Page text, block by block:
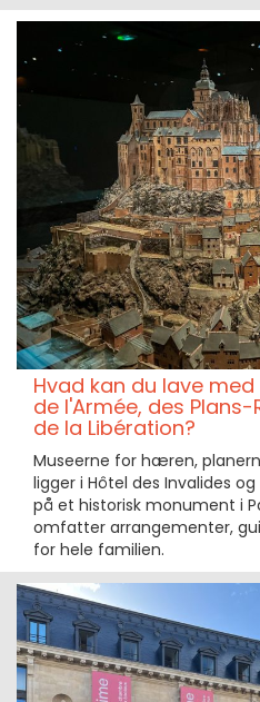
Hvad kan du lave
de l'Armée, des
de la Libération?
Museerne for hæren,
ligger i Hôtel des Invalides
på et historisk monument i
omfatter arrangementer,
for hele familien.